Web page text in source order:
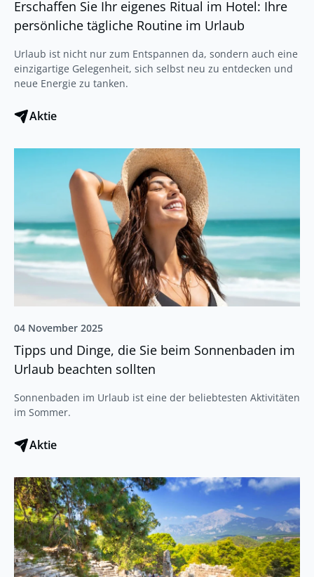
Erschaffen Sie Ihr eigenes Ritual im Hotel: Ihre
persönliche tägliche Routine im Urlaub
Urlaub ist nicht nur zum Entspannen da, sondern auch eine
einzigartige Gelegenheit, sich selbst neu zu entdecken und
neue Energie zu tanken.
Aktie
04 November 2025
Tipps und Dinge, die Sie beim Sonnenbaden im
Urlaub beachten sollten
Sonnenbaden im Urlaub ist eine der beliebtesten Aktivitäten
im Sommer.
Aktie